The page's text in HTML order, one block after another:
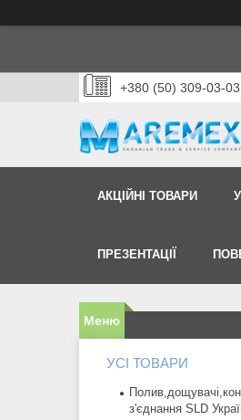
+380 (50) 309-03-03
АКЦІЙНІ ТОВАРИ
ПРЕЗЕНТАЦІЇ
УСІ ТОВАРИ
з'єднання SLD